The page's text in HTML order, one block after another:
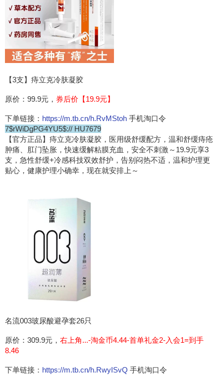
【3支】痔立克冷肤凝胶
原价：99.9元， 券后价【19.9元】
下单链接： https://m.tb.cn/h.RvMStoh 手机淘口令
7$rWiDgPG4YU5$:// HU7679
【官方正品】痔立克冷肤凝胶，医用级舒缓配方，温和舒缓痔疮
肿痛、肛门坠胀，快速缓解粘膜充血，安全不刺激～19.9元享3
支，急性舒缓+冷感科技双效舒护，告别闷热不适，温和护理更
贴心，健康护理小确幸，现在就安排上～
名流003玻尿酸避孕套26只
原价：309.9元， 右上角...-淘金币4.44-首单礼金2-入会1=到手
8.46
下单链接： https://m.tb.cn/h.RwyISvQ 手机淘口令